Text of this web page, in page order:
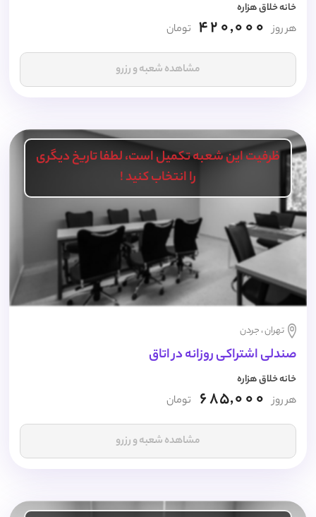
خانه خلاق هزاره
هر روز 420,000 تومان
مشاهده شعبه و رزرو
ظرفیت این شعبه تکمیل است، لطفا تاریخ دیگری
را انتخاب کنید !
تهران ، جردن
صندلی اشتراکی روزانه در اتاق
خانه خلاق هزاره
هر روز 685,000 تومان
مشاهده شعبه و رزرو